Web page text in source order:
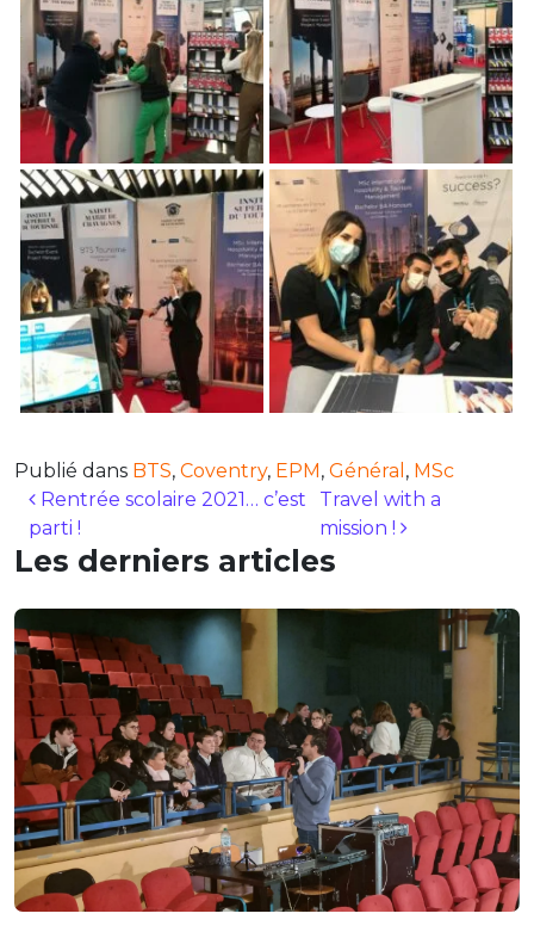
Publié dans BTS, Coventry, EPM, Général , MSc
Navigation des articles
Rentrée scolaire 2021… c’est
parti !
Travel with a
mission !
Les derniers articles